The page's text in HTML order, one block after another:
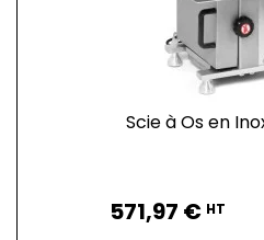
Scie à Os en
571,97 € HT